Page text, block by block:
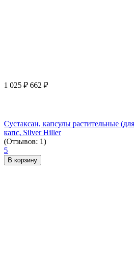
1 025 ₽ 662 ₽
Сустаксан, капсулы растительные
капс, Silver Hiller
(Отзывов: 1)
5
В корзину